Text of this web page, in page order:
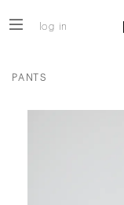
log in
PANTS